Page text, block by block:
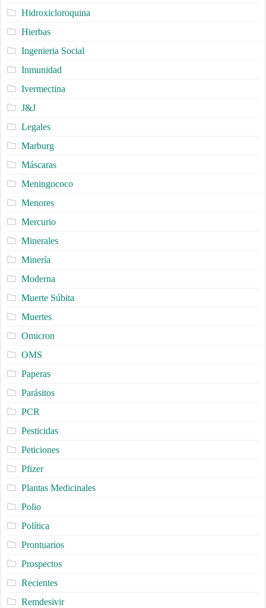
Hidroxicloroquina
Hierbas
Ingenieria Social
Inmunidad
Ivermectina
J&J
Legales
Marburg
Máscaras
Meningococo
Menores
Mercurio
Minerales
Minería
Moderna
Muerte Súbita
Muertes
Omicron
OMS
Paperas
Parásitos
PCR
Pesticidas
Peticiones
Pfizer
Plantas Medicinales
Polio
Política
Prontuarios
Prospectos
Recientes
Remdesivir